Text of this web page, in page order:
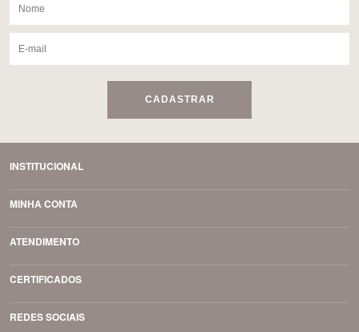
CADASTRAR
INSTITUCIONAL
MINHA CONTA
ATENDIMENTO
CERTIFICADOS
REDES SOCIAIS